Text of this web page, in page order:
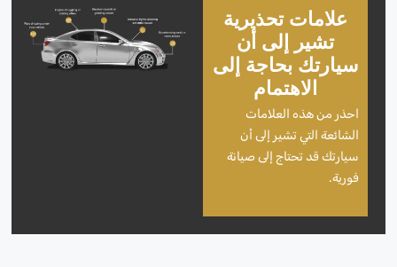
علامات تحذيرية
تشير إلى أن
سيارتك بحاجة إلى
الاهتمام
احذر من هذه العلامات
الشائعة التي تشير إلى أن
سيارتك قد تحتاج إلى صيانة
فورية.